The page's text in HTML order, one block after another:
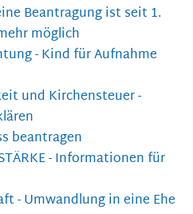
Beantragung ist seit 1.
möglich
- Kind für Aufnahme
und Kirchensteuer -
beantragen
- Informationen für
- Umwandlung in eine Ehe